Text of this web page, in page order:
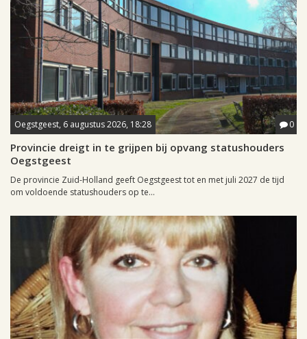
Oegstgeest, 6 augustus 2026, 18:28 0
Provincie dreigt in te grijpen bij opvang statushouders
Oegstgeest
De provincie Zuid-Holland geeft Oegstgeest tot en met juli 2027 de tijd
om voldoende statushouders op te...